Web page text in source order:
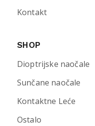
Kontakt
SHOP
Dioptrijske naočale
Sunčane naočale
Kontaktne Leće
Ostalo